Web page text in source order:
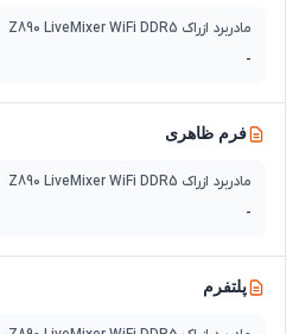
مادربرد ازراک Z890 LiveMixer WiFi DDR5
-
فرم ظاهری
مادربرد ازراک Z890 LiveMixer WiFi DDR5
-
پلتفرم